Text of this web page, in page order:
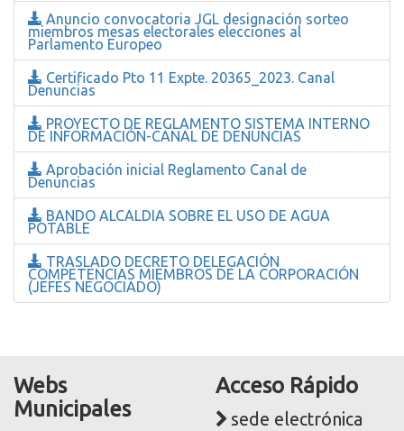
Anuncio convocatoria JGL designación sorteo
miembros mesas electorales elecciones al
Parlamento Europeo
Certificado Pto 11 Expte. 20365_2023. Canal
Denuncias
PROYECTO DE REGLAMENTO SISTEMA INTERNO
DE INFORMACIÓN-CANAL DE DENUNCIAS
Aprobación inicial Reglamento Canal de
Denuncias
BANDO ALCALDIA SOBRE EL USO DE AGUA
POTABLE
TRASLADO DECRETO DELEGACIÓN
COMPETENCIAS MIEMBROS DE LA CORPORACIÓN
(JEFES NEGOCIADO)
Webs
Municipales
Acceso Rápido
sede electrónica